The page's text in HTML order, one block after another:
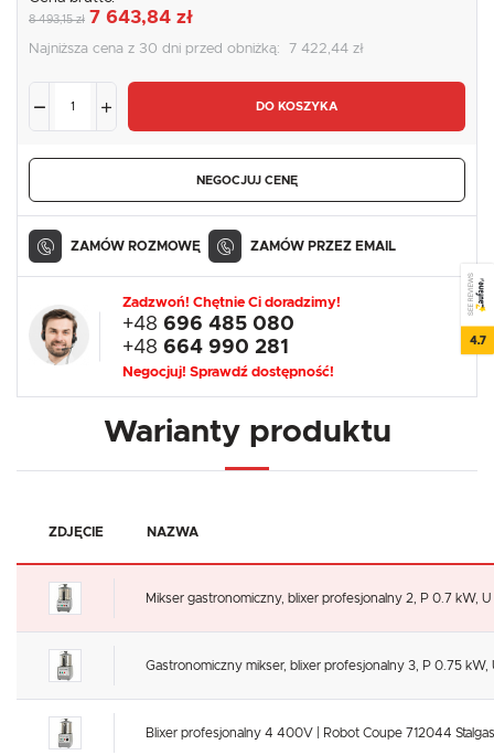
8 493,15 zł 7 643,84 zł
Najniższa cena z 30 dni przed obniżką: 7 422,44 zł
DO KOSZYKA
NEGOCJUJ CENĘ
ZAMÓW ROZMOWĘ ZAMÓW PRZEZ EMAIL
Zadzwoń! Chętnie Ci doradzimy!
+48 696 485 080
+48 664 990 281
Negocjuj! Sprawdź dostępność!
Warianty produktu
ZDJĘCIE NAZWA
Mikser gastronomiczny, blixer profesjonalny 2, P 0.7 kW,
Gastronomiczny mikser, blixer profesjonalny 3, P 0.75
Blixer profesjonalny 4 400V | Robot Coupe 712044
SEE REVIEWS
4.7